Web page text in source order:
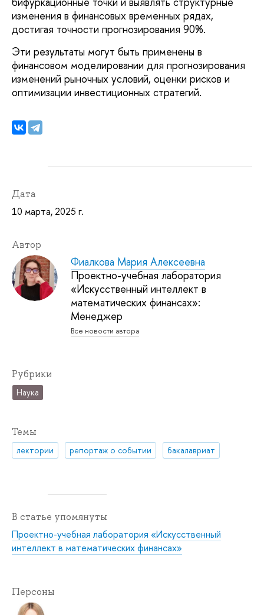
изменения в финансовых временных рядах,
достигая точности прогнозирования 90%.
Эти результаты могут быть применены в
финансовом моделировании для прогнозирования
изменений рыночных условий, оценки рисков и
оптимизации инвестиционных стратегий.
Дата
10 марта, 2025 г.
Автор
Фиалкова Мария Алексеевна
Проектно-учебная лаборатория
«Искусственный интеллект в
математических финансах»:
Менеджер
Все новости автора
Рубрики
Наука
Темы
лектории репортаж о событии бакалавриат
В статье упомянуты
Проектно-учебная лаборатория «Искусственный
интеллект в математических финансах»
Персоны